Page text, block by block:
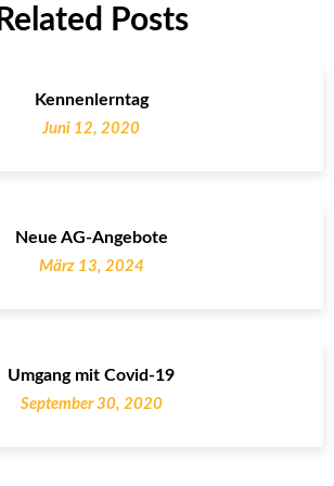
Related Posts
Kennenlerntag
Juni 12, 2020
Neue AG-Angebote
März 13, 2024
Umgang mit Covid-19
September 30, 2020